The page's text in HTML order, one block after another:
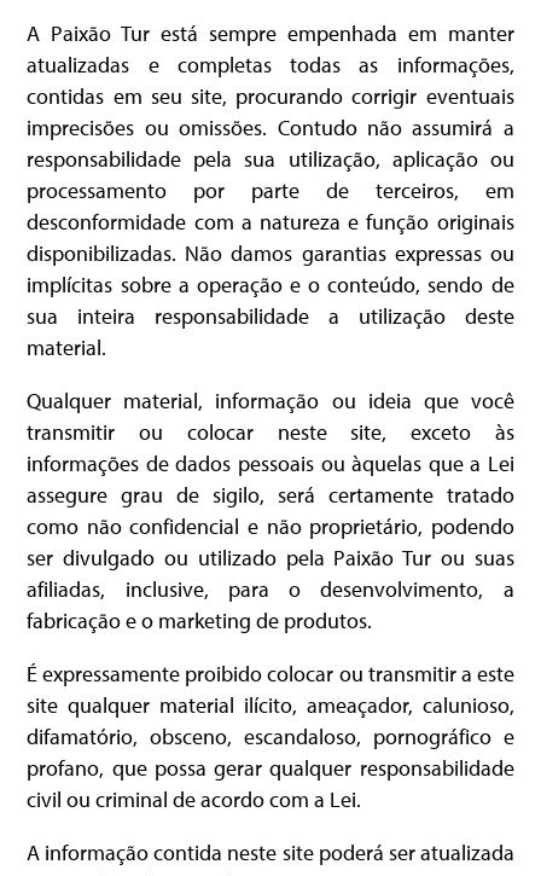
A Paixão Tur está sempre empenhada em manter
atualizadas e completas todas as informações,
contidas em seu site, procurando corrigir eventuais
imprecisões ou omissões. Contudo não assumirá a
responsabilidade pela sua utilização, aplicação ou
processamento por parte de terceiros, em
desconformidade com a natureza e função originais
disponibilizadas. Não damos garantias expressas ou
implícitas sobre a operação e o conteúdo, sendo de
sua inteira responsabilidade a utilização deste
material.
Qualquer material, informação ou ideia que você
transmitir ou colocar neste site, exceto às
informações de dados pessoais ou àquelas que a Lei
assegure grau de sigilo, será certamente tratado
como não confidencial e não proprietário, podendo
ser divulgado ou utilizado pela Paixão Tur ou suas
afiliadas, inclusive, para o desenvolvimento, a
fabricação e o marketing de produtos.
É expressamente proibido colocar ou transmitir a este
site qualquer material ilícito, ameaçador, calunioso,
difamatório, obsceno, escandaloso, pornográfico e
profano, que possa gerar qualquer responsabilidade
civil ou criminal de acordo com a Lei.
A informação contida neste site poderá ser atualizada